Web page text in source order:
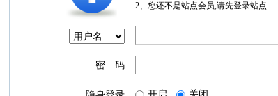
2、您还不是站点会员,请先登录站点
密 码